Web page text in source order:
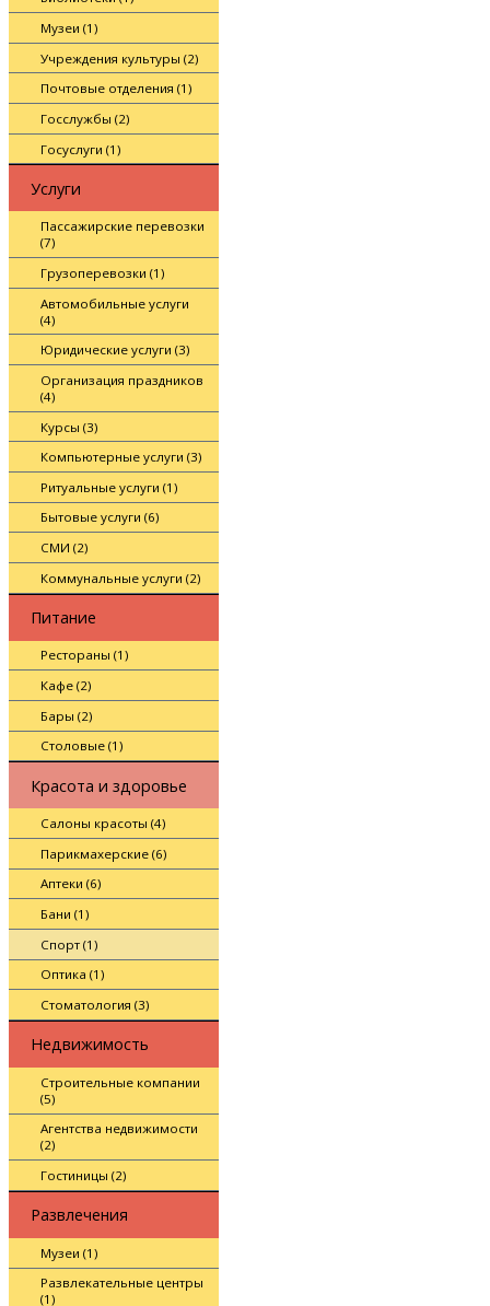
Музеи (1)
Учреждения культуры (2)
Почтовые отделения (1)
Госслужбы (2)
Госуслуги (1)
Услуги
Пассажирские перевозки
(7)
Грузоперевозки (1)
Автомобильные услуги
(4)
Юридические услуги (3)
Организация праздников
(4)
Курсы (3)
Компьютерные услуги (3)
Ритуальные услуги (1)
Бытовые услуги (6)
СМИ (2)
Коммунальные услуги (2)
Питание
Рестораны (1)
Кафе (2)
Бары (2)
Столовые (1)
Красота и здоровье
Салоны красоты (4)
Парикмахерские (6)
Аптеки (6)
Бани (1)
Спорт (1)
Оптика (1)
Стоматология (3)
Недвижимость
Строительные компании
(5)
Агентства недвижимости
(2)
Гостиницы (2)
Развлечения
Музеи (1)
Развлекательные центры
(1)